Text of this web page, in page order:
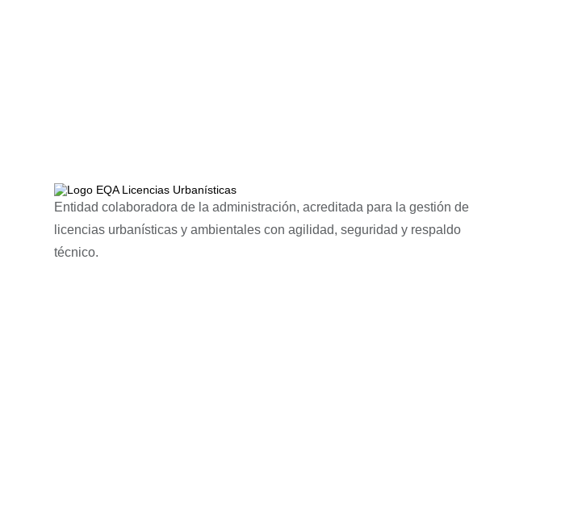
Entidad colaboradora de la administración, acreditada para la gestión de
licencias urbanísticas y ambientales con agilidad, seguridad y respaldo
técnico.